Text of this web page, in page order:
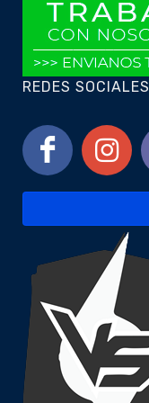
REDES SOCIALES